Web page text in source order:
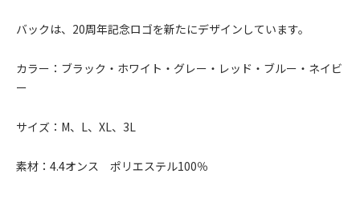
バックは、20周年記念ロゴを新たにデザインしています。
カラー：ブラック・ホワイト・グレー・レッド・ブルー・ネイビ
ー
サイズ：M、L、XL、3L
素材：4.4オンス ポリエステル100％